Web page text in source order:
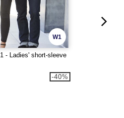
W1
- Ladies' short-sleeve
-40%